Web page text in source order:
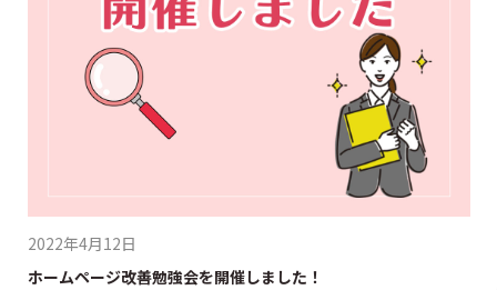
2022年4月12日
ホームページ改善勉強会を開催しました！